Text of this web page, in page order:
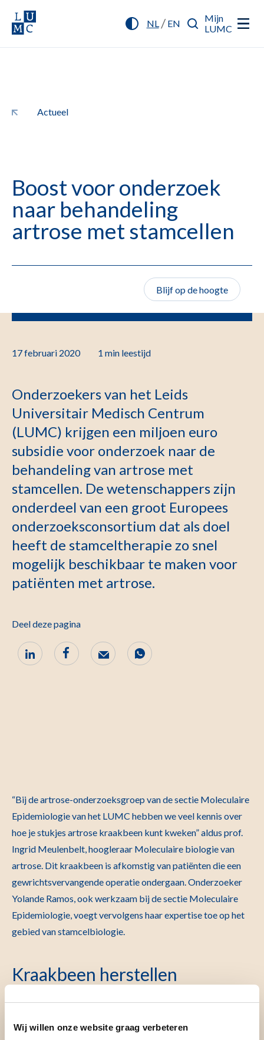
Wij willen onze website graag verbeteren
NL/ EN
Mijn
LUMC
Actueel
Boost voor onderzoek
naar behandeling
artrose met stamcellen
Blijf op de hoogte
17 februari 2020 1 min leestijd
Onderzoekers van het Leids
Universitair Medisch Centrum
(LUMC) krijgen een miljoen euro
subsidie voor onderzoek naar de
behandeling van artrose met
stamcellen. De wetenschappers zijn
onderdeel van een groot Europees
onderzoeksconsortium dat als doel
heeft de stamceltherapie zo snel
mogelijk beschikbaar te maken voor
patiënten met artrose.
Deel deze pagina
“Bij de artrose-onderzoeksgroep van de sectie Moleculaire
Epidemiologie van het LUMC hebben we veel kennis over
hoe je stukjes artrose kraakbeen kunt kweken” aldus prof.
Ingrid Meulenbelt, hoogleraar Moleculaire biologie van
artrose. Dit kraakbeen is afkomstig van patiënten die een
gewrichtsvervangende operatie ondergaan. Onderzoeker
Yolande Ramos, ook werkzaam bij de sectie Moleculaire
Epidemiologie, voegt vervolgens haar expertise toe op het
gebied van stamcelbiologie.
Kraakbeen herstellen
kraakbeen en de stamcellen als model om erachter te